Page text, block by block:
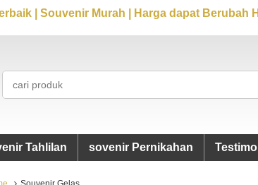
| Souvenir Murah | Harga dapat Berubah
Tahlilan sovenir Pernikahan